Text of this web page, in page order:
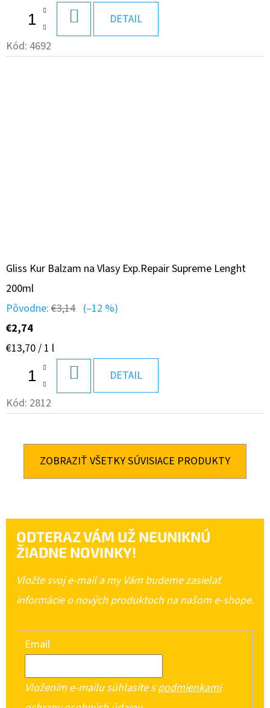
KOŠÍKA
DETAIL
Kód: 4692
Gliss Kur Balzam na Vlasy Exp.Repair Supreme Lenght
200ml
Pôvodne: €3,14 (–12 %)
€2,74
Jednotková
€13,70 / 1 l
KOŠÍKA
DETAIL
Kód: 2812
ZOBRAZIŤ VŠETKY SÚVISIACE PRODUKTY
ODTERAZ VÁM UŽ NEUNIKNÚ
ŽIADNE NOVINKY!
Vložte svoj e-mail a my Vám budeme zasielať
informácie o nových produktoch na našom e-shope.
Email
Vložením e-mailu súhlasíte spodmienkami